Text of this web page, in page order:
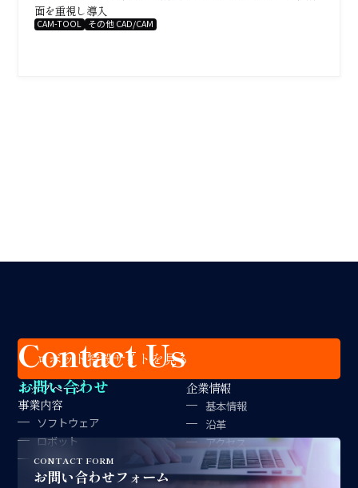
面を重視し導入
CAM-TOOL その他 CAD/CAM
Contact Us
お問い合わせ
CONTACT FORM
お問い合わせフォーム
ロボット特設サイトを見る
トップページ
事業内容
ソフトウェア
ロボット
金型製作
企業情報
基本情報
沿革
アクセス
拠点紹介
経営理念